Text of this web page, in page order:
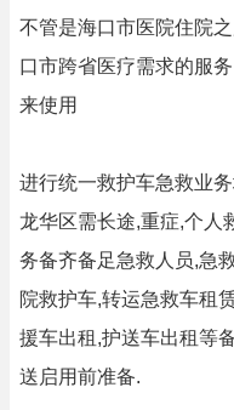
不管是海口市医院住院
口市跨省医疗需求的服
来使用
进行统一救护车急救业
龙华区需长途,重症,个人
务备齐备足急救人员,急
院救护车,转运急救车租
援车出租,护送车出租等
送启用前准备.